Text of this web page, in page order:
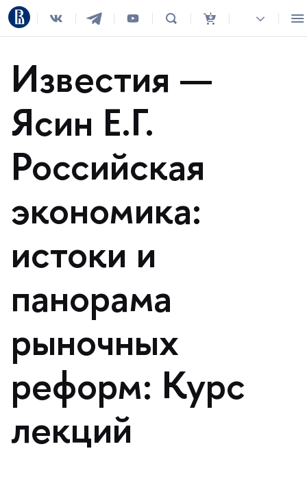
Известия —
Ясин Е.Г.
Российская
экономика:
истоки и
панорама
рыночных
реформ: Курс
лекций